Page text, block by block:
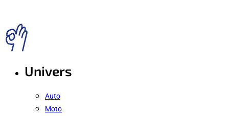
Univers
Auto
Moto